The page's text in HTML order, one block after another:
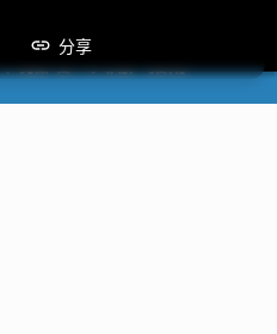
境部署工具用户指南
分享